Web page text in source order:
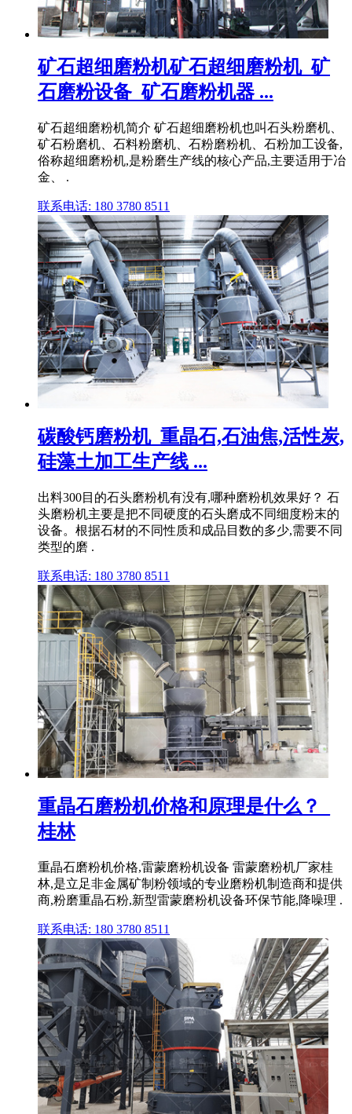
矿石超细磨粉机矿石超细磨粉机_矿
石磨粉设备_矿石磨粉机器 ...
矿石超细磨粉机简介 矿石超细磨粉机也叫石头粉磨机、
矿石粉磨机、石料粉磨机、石粉磨粉机、石粉加工设备,
俗称超细磨粉机,是粉磨生产线的核心产品,主要适用于冶
金、 .
联系电话: 180 3780 8511
碳酸钙磨粉机_重晶石,石油焦,活性炭,
硅藻土加工生产线 ...
出料300目的石头磨粉机有没有,哪种磨粉机效果好？ 石
头磨粉机主要是把不同硬度的石头磨成不同细度粉末的
设备。根据石材的不同性质和成品目数的多少,需要不同
类型的磨 .
联系电话: 180 3780 8511
重晶石磨粉机价格和原理是什么？_
桂林
重晶石磨粉机价格,雷蒙磨粉机设备 雷蒙磨粉机厂家桂
林,是立足非金属矿制粉领域的专业磨粉机制造商和提供
商,粉磨重晶石粉,新型雷蒙磨粉机设备环保节能,降噪理 .
联系电话: 180 3780 8511